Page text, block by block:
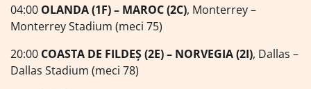
04:00 OLANDA (1F) – MAROC (2C), Monterrey –
Monterrey Stadium (meci 75)
20:00 COASTA DE FILDEȘ (2E) – NORVEGIA (2I), Dallas –
Dallas Stadium (meci 78)